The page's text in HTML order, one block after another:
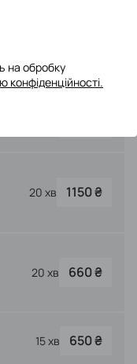
15 хв
20 хв 1150 ₴
20 хв 660 ₴
15 хв 650 ₴
на обробку
конфіденційності.